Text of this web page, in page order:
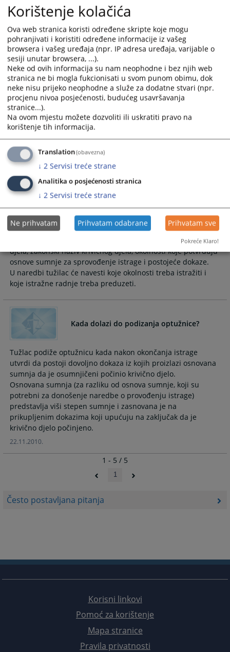
Često postavljana pitanja
Kada se donosi naredba o obustavi
istrage?
Tužilac će naredbom obustaviti istragu ukoliko se ustanovi
da djelo koje je učinio osumnjičeni, nije krivično djelo, da
postoje okolnosti koje isključuju krivičnu odgovornost
osumnjičenog, da nema dovoljno dokaza da je osumnjičeni
učinio krivično djelo i da je djelo obuhvaćeno amnestijom,
pomilovanjem ili zastarom ili postoje druge smetnje koje
isključuju krivično gonjenje. Tužilac može ponovo otvoriti
istragu ako se dobiju nove činjenice i okolnosti koje ukazuju
da postoje osnovi sumnje da je o
istrage?
Tužilac naređuje sprovođenje istrage ako postoje osnovi
sumnje da je izvršeno krivično djelo. Naredba treba da
sadrži: podatke o učiniocu krivičnog djela ukoliko su poznati,
opis djela iz kojeg proizilaze zakonska obilježja krivičnog
djela, zakonski naziv krivičnog djela, okolnosti koje potvrđuju
osnove sumnje za sprovođenje istrage i postojeće dokaze.
U naredbi tužilac će navesti koje okolnosti treba istražiti i
koje istražne radnje treba preduzeti.
Kada dolazi do podizanja optužnice?
Tužlac podiže optužnicu kada nakon okončanja istrage
utvrdi da postoji dovoljno dokaza iz kojih proizlazi osnovana
sumnja da je osumnjičeni počinio krivično djelo.
Osnovana sumnja (za razliku od osnova sumnje, koji su
potrebni za donošenje naredbe o provođenju istrage)
predstavlja viši stepen sumnje i zasnovana je na
prikupljenim dokazima koji upućuju na zaključak da je
krivično djelo počinjeno.
22.11.2010.
1 - 5 / 5
1
Korisni linkovi
Pomoć za korištenje
Mapa stranice
Pravila privatnosti
Korištenje kolačića
Ova web stranica koristi određene skripte koje mogu
pohranjivati i koristiti određene informacije iz vašeg
browsera i vašeg uređaja (npr. IP adresa uređaja, varijable o
sesiji unutar browsera, ...).
Neke od ovih informacija su nam neophodne i bez njih web
stranica ne bi mogla fukcionisati u svom punom obimu, dok
neke nisu prijeko neophodne a služe za dodatne stvari (npr.
procjenu nivoa posjećenosti, budućeg usavršavanja
stranice...).
Na ovom mjestu možete dozvoliti ili uskratiti pravo na
korištenje tih informacija.
Translation(obavezna)
↓ 2 Servisi treće strane
Analitika o posjećenosti stranica
↓ 2 Servisi treće strane
Ne prihvatam Prihvatam odabrane Prihvatam sve
Pokreće Klaro!